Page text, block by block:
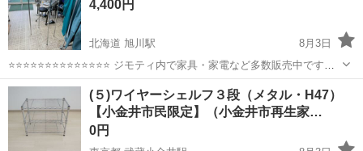
4,400円
北海道 旭川駅
8月3日
⭐⭐⭐⭐⭐⭐⭐⭐⭐⭐⭐⭐⭐⭐ ジモティ内で家具・家電など多数販売中です
⭐⭐⭐⭐⭐⭐⭐⭐⭐⭐⭐⭐⭐⭐ 【商品説明】 サイズ(約)幅60cm 奥行40cm 高
138cm 中古品の為、多少のキズ汚...
北海道 旭川市 旭川駅 収納家具 ワイヤーシェルフ
(５)ワイヤーシェルフ３段（メタル・H47）
【小金井市民限定】（小金井市再生家…
0円